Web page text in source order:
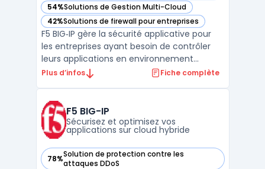
54%Solutions de Gestion Multi-Cloud
— voir F5 BIG‑IP dans cette catégorie
42%Solutions de firewall pour entreprises
— voir F5 BIG‑IP dans cette catégorie
F5 BIG‑IP gère la sécurité applicative pour
les entreprises ayant besoin de contrôler
leurs applications en environnement
hybride ou multicloud. Les équipes IT qui
risques de faille ou d’interruption. F5 BIG‑I ...
Plus d’infos Fiche complète
F5 BIG-IP
Sécurisez et optimisez vos
applications sur cloud hybride
78%Solution de protection contre les
attaques DDoS
— voir F5 BIG-IP dans cette catégorie